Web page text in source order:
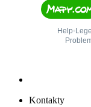
Kontakty